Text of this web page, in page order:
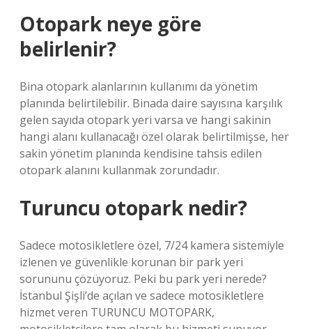
Otopark neye göre
belirlenir?
Bina otopark alanlarının kullanımı da yönetim
planında belirtilebilir. Binada daire sayısına karşılık
gelen sayıda otopark yeri varsa ve hangi sakinin
hangi alanı kullanacağı özel olarak belirtilmişse, her
sakin yönetim planında kendisine tahsis edilen
otopark alanını kullanmak zorundadır.
Turuncu otopark nedir?
Sadece motosikletlere özel, 7/24 kamera sistemiyle
izlenen ve güvenlikle korunan bir park yeri
sorununu çözüyoruz. Peki bu park yeri nerede?
İstanbul Şişli’de açılan ve sadece motosikletlere
hizmet veren TURUNCU MOTOPARK,